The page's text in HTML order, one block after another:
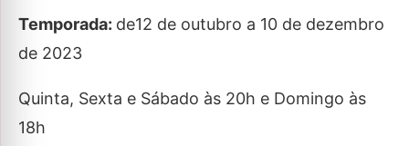
Temporada: de12 de outubro a 10 de dezembro
de 2023
Quinta, Sexta e Sábado às 20h e Domingo às
18h